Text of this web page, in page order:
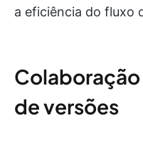
a eficiência do fluxo
de versões